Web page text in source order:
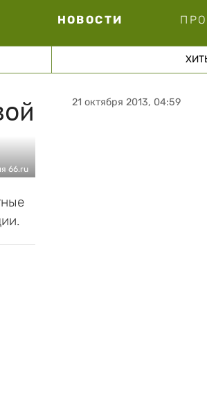
НОВОСТИ
66.ru
21 октября 2013, 04:59